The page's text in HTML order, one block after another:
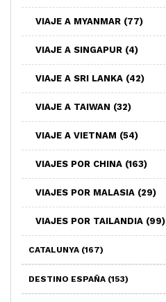
VIAJE A MYANMAR (77)
VIAJE A SINGAPUR (4)
VIAJE A SRI LANKA (42)
VIAJE A TAIWAN (32)
VIAJE A VIETNAM (54)
VIAJES POR CHINA (163)
VIAJES POR MALASIA (29)
VIAJES POR TAILANDIA (99)
CATALUNYA (167)
DESTINO ESPAÑA (153)